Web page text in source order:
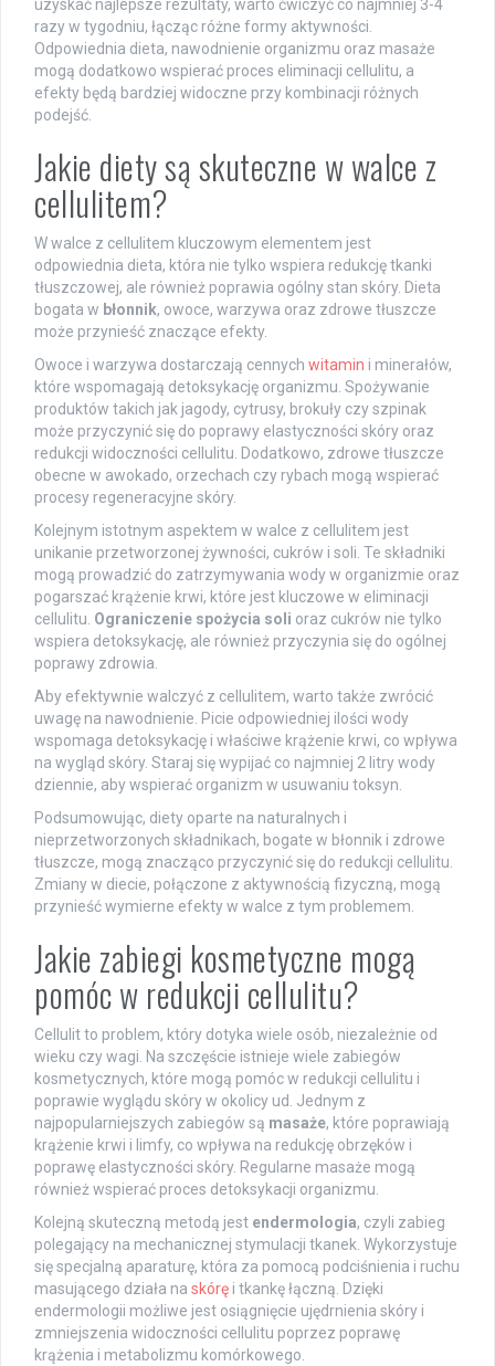
uzyskać najlepsze rezultaty, warto ćwiczyć co najmniej 3-4
razy w tygodniu, łącząc różne formy aktywności.
Odpowiednia dieta, nawodnienie organizmu oraz masaże
mogą dodatkowo wspierać proces eliminacji cellulitu, a
efekty będą bardziej widoczne przy kombinacji różnych
podejść.
Jakie diety są skuteczne w walce z
cellulitem?
W walce z cellulitem kluczowym elementem jest
odpowiednia dieta, która nie tylko wspiera redukcję tkanki
tłuszczowej, ale również poprawia ogólny stan skóry. Dieta
bogata w błonnik, owoce, warzywa oraz zdrowe tłuszcze
może przynieść znaczące efekty.
Owoce i warzywa dostarczają cennych witamin i minerałów,
które wspomagają detoksykację organizmu. Spożywanie
produktów takich jak jagody, cytrusy, brokuły czy szpinak
może przyczynić się do poprawy elastyczności skóry oraz
redukcji widoczności cellulitu. Dodatkowo, zdrowe tłuszcze
obecne w awokado, orzechach czy rybach mogą wspierać
procesy regeneracyjne skóry.
Kolejnym istotnym aspektem w walce z cellulitem jest
unikanie przetworzonej żywności, cukrów i soli. Te składniki
mogą prowadzić do zatrzymywania wody w organizmie oraz
pogarszać krążenie krwi, które jest kluczowe w eliminacji
cellulitu. Ograniczenie spożycia soli oraz cukrów nie tylko
wspiera detoksykację, ale również przyczynia się do ogólnej
poprawy zdrowia.
Aby efektywnie walczyć z cellulitem, warto także zwrócić
uwagę na nawodnienie. Picie odpowiedniej ilości wody
wspomaga detoksykację i właściwe krążenie krwi, co wpływa
na wygląd skóry. Staraj się wypijać co najmniej 2 litry wody
dziennie, aby wspierać organizm w usuwaniu toksyn.
Podsumowując, diety oparte na naturalnych i
nieprzetworzonych składnikach, bogate w błonnik i zdrowe
tłuszcze, mogą znacząco przyczynić się do redukcji cellulitu.
Zmiany w diecie, połączone z aktywnością fizyczną, mogą
przynieść wymierne efekty w walce z tym problemem.
Jakie zabiegi kosmetyczne mogą
pomóc w redukcji cellulitu?
Cellulit to problem, który dotyka wiele osób, niezależnie od
wieku czy wagi. Na szczęście istnieje wiele zabiegów
kosmetycznych, które mogą pomóc w redukcji cellulitu i
poprawie wyglądu skóry w okolicy ud. Jednym z
najpopularniejszych zabiegów są masaże, które poprawiają
krążenie krwi i limfy, co wpływa na redukcję obrzęków i
poprawę elastyczności skóry. Regularne masaże mogą
również wspierać proces detoksykacji organizmu.
Kolejną skuteczną metodą jest endermologia, czyli zabieg
polegający na mechanicznej stymulacji tkanek. Wykorzystuje
się specjalną aparaturę, która za pomocą podciśnienia i ruchu
masującego działa na skórę i tkankę łączną. Dzięki
endermologii możliwe jest osiągnięcie ujędrnienia skóry i
zmniejszenia widoczności cellulitu poprzez poprawę
krążenia i metabolizmu komórkowego.